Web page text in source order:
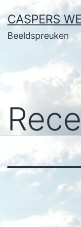
naar
de
CASPERS
Beeldspreuken